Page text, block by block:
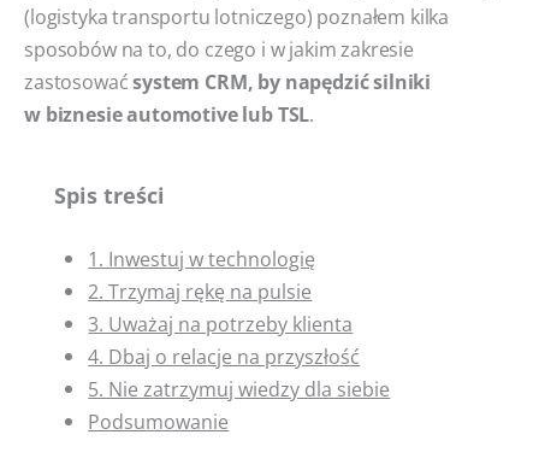
(logistyka transportu lotniczego) poznałem kilka
sposobów na to, do czego i w jakim zakresie
zastosowaćsystem CRM, by napędzić silniki
w biznesie automotive lub TSL.
Spis treści
1. Inwestuj w technologię
2. Trzymaj rękę na pulsie
3. Uważaj na potrzeby klienta
4. Dbaj o relacje na przyszłość
5. Nie zatrzymuj wiedzy dla siebie
Podsumowanie